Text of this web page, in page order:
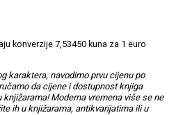
konverzije 7,53450 kuna za 1 euro
karaktera, navodimo prvu cijenu po
da cijene i dostupnost knjiga
Moderna vremena više se ne
ih u knjižarama, antikvarijatima ili u